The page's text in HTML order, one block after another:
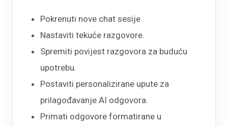
Pokrenuti nove chat sesije.
Nastaviti tekuće razgovore.
Spremiti povijest razgovora za buduću
upotrebu.
Postaviti personalizirane upute za
prilagođavanje AI odgovora.
Primati odgovore formatirane u